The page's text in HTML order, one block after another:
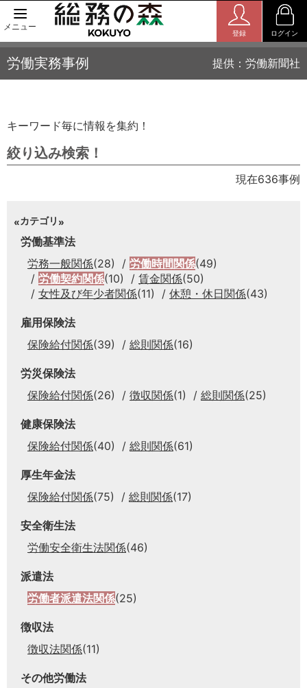
メニュー
登録 ログイン
労働実務事例 提供：労働新聞社
キーワード毎に情報を集約！
絞り込み検索！
現在636事例
カテゴリ
労働基準法
労務一般関係(28) 労働時間関係(49)
労働契約関係(10) 賃金関係(50)
女性及び年少者関係(11) 休憩・休日関係(43)
雇用保険法
保険給付関係(39) 総則関係(16)
労災保険法
保険給付関係(26) 徴収関係(1) 総則関係(25)
健康保険法
保険給付関係(40) 総則関係(61)
厚生年金法
保険給付関係(75) 総則関係(17)
安全衛生法
労働安全衛生法関係(46)
派遣法
労働者派遣法関係(25)
徴収法
徴収法関係(11)
その他労働法